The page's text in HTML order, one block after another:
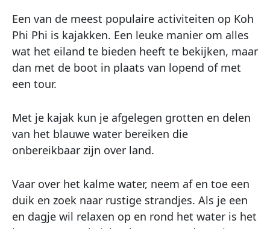
Een van de meest populaire activiteiten op Koh
Phi Phi is kajakken. Een leuke manier om alles
wat het eiland te bieden heeft te bekijken, maar
dan met de boot in plaats van lopend of met
een tour.
Met je kajak kun je afgelegen grotten en delen
van het blauwe water bereiken die
onbereikbaar zijn over land.
Vaar over het kalme water, neem af en toe een
duik en zoek naar rustige strandjes. Als je een
en dagje wil relaxen op en rond het water is het